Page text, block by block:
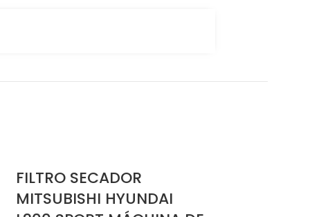
FILTRO SECADOR
MITSUBISHI HYUNDAI